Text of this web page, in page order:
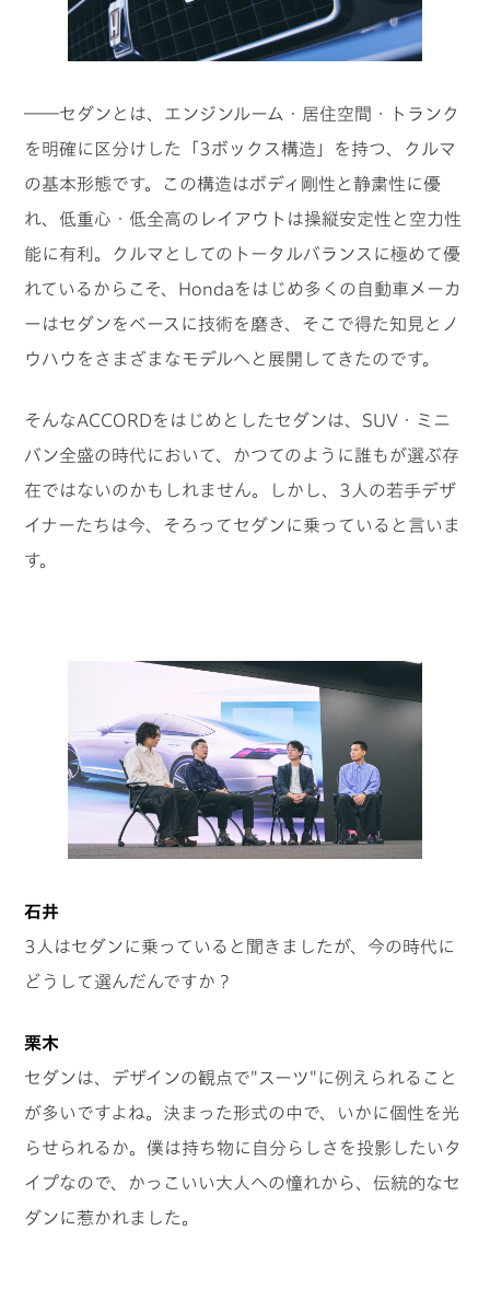
――セダンとは、エンジンルーム・居住空間・トランク
を明確に区分けした「3ボックス構造」を持つ、クルマ
の基本形態です。この構造はボディ剛性と静粛性に優
れ、低重心・低全高のレイアウトは操縦安定性と空力性
能に有利。クルマとしてのトータルバランスに極めて優
れているからこそ、Hondaをはじめ多くの自動車メーカ
ーはセダンをベースに技術を磨き、そこで得た知見とノ
ウハウをさまざまなモデルへと展開してきたのです。
そんなACCORDをはじめとしたセダンは、SUV・ミニ
バン全盛の時代において、かつてのように誰もが選ぶ存
在ではないのかもしれません。しかし、3人の若手デザ
イナーたちは今、そろってセダンに乗っていると言いま
す。
石井
3人はセダンに乗っていると聞きましたが、今の時代に
どうして選んだんですか？
栗木
セダンは、デザインの観点で"スーツ"に例えられること
が多いですよね。決まった形式の中で、いかに個性を光
らせられるか。僕は持ち物に自分らしさを投影したいタ
イプなので、かっこいい大人への憧れから、伝統的なセ
ダンに惹かれました。